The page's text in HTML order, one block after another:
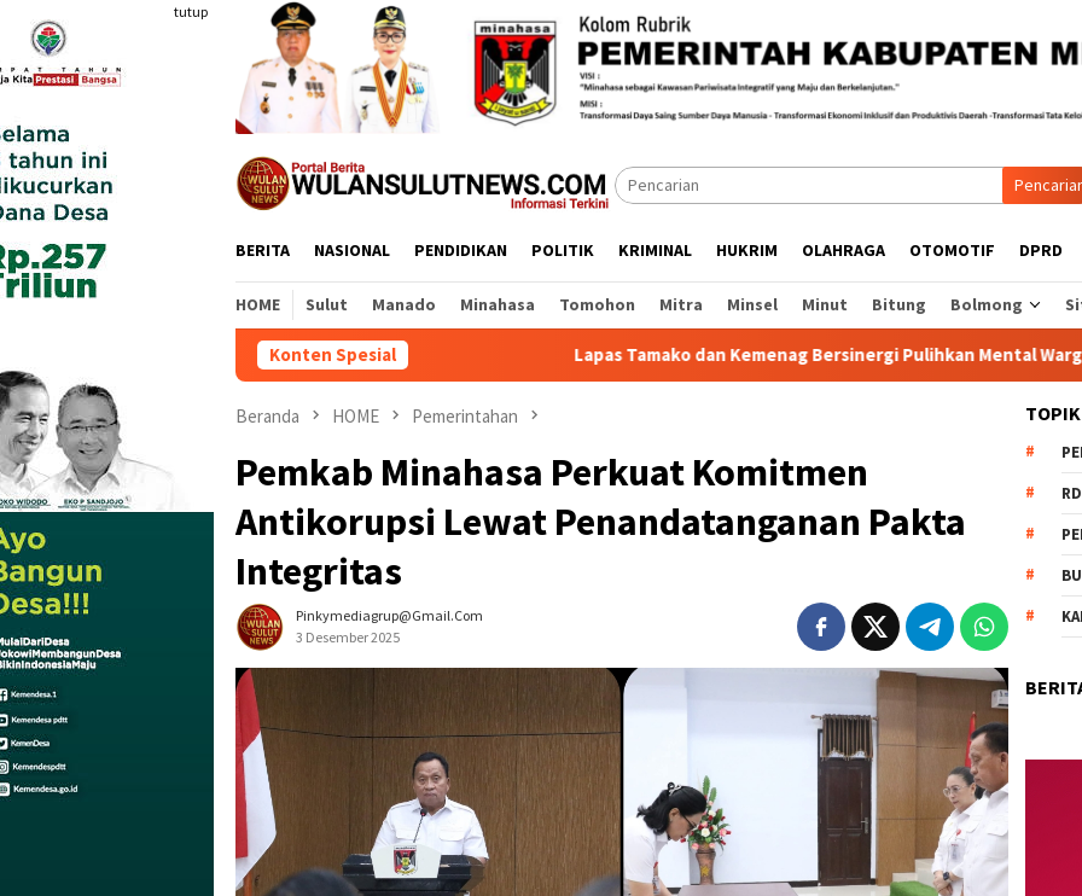
konten
tutup
BERITA NASIONAL PENDIDIKAN POLITIK KRIMINAL HUKRIM OLAHRAGA OTOMOTIF DPRD
HOME Sulut Manado Minahasa Tomohon Mitra Minsel Minut Bitung Bolmong
Konten Spesial Lapas Tamako dan Kemenag Bersinergi Pulihkan Mental Warga Binaan
Beranda HOME Pemerintahan
Pemkab Minahasa Perkuat Komitmen
Antikorupsi Lewat Penandatanganan Pakta
Integritas
Pinkymediagrup@gmail.com
3 Desember 2025